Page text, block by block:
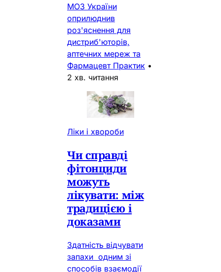
МОЗ України
оприлюднив
роз'яснення для
дистриб'юторів,
аптечних мереж та
Фармацевт Практик •
2 хв. читання
Ліки і хвороби
Чи справді
фітонциди
можуть
лікувати: між
традицією і
доказами
Здатність відчувати
запахи одним зі
способів взаємодії